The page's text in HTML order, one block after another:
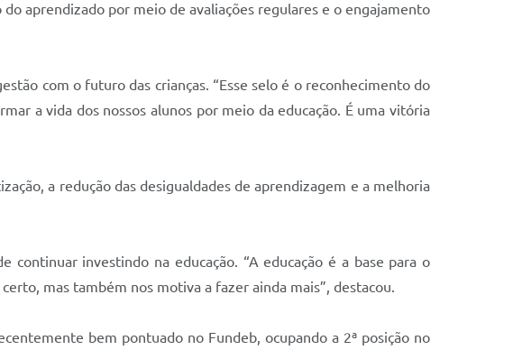
aprendizado por meio de avaliações regulares e o engajamento
com o futuro das crianças. “Esse selo é o reconhecimento do
a vida dos nossos alunos por meio da educação. É uma vitória
a redução das desigualdades de aprendizagem e a melhoria
investindo na educação. “A educação é a base para o
mas também nos motiva a fazer ainda mais”, destacou.
bem pontuado no Fundeb, ocupando a 2ª posição no